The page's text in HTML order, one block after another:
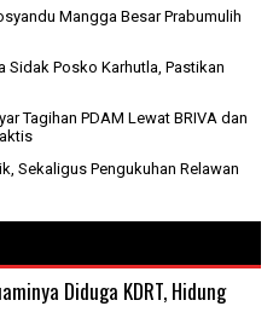
Mangga Besar Prabumulih
Posko Karhutla, Pastikan
Tagihan PDAM Lewat BRIVA dan
Sekaligus Pengukuhan Relawan
Diduga KDRT, Hidung